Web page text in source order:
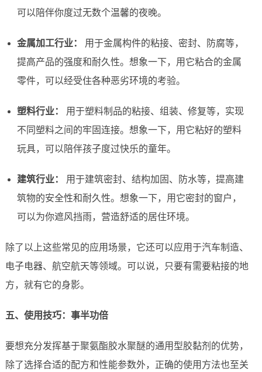
可以陪伴你度过无数个温馨的夜晚。
金属加工行业：
用于金属构件的粘接、密封、防腐等，
提高产品的强度和耐久性。想象一下，用它粘合的金属
零件，可以经受住各种恶劣环境的考验。
塑料行业：
用于塑料制品的粘接、组装、修复等，实现
不同塑料之间的牢固连接。想象一下，用它粘好的塑料
玩具，可以陪伴孩子度过快乐的童年。
建筑行业：
用于建筑密封、结构加固、防水等，提高建
筑物的安全性和耐久性。想象一下，用它密封的窗户，
可以为你遮风挡雨，营造舒适的居住环境。
除了以上这些常见的应用场景，它还可以应用于汽车制造、
电子电器、航空航天等领域。可以说，只要有需要粘接的地
方，就有它的身影。
五、使用技巧：事半功倍
要想充分发挥基于聚氨酯胶水聚醚的通用型胶黏剂的优势，
除了选择合适的配方和性能参数外，正确的使用方法也至关